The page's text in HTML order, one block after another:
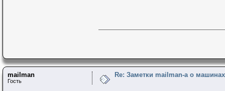
mailman
Гость
Re: Заметки mailman-a о